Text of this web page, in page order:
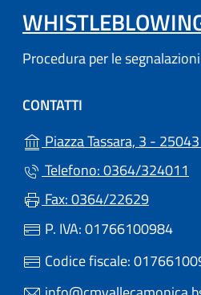
Procedura per le
CONTATTI
Piazza Tassara, 3 -
Telefono: 0364/324011
Fax: 0364/22629
P. IVA: 01766100984
Codice fiscale: